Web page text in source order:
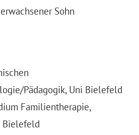
Sohn
Pädagogik, Uni Bielefeld
Familientherapie,
Bielefeld